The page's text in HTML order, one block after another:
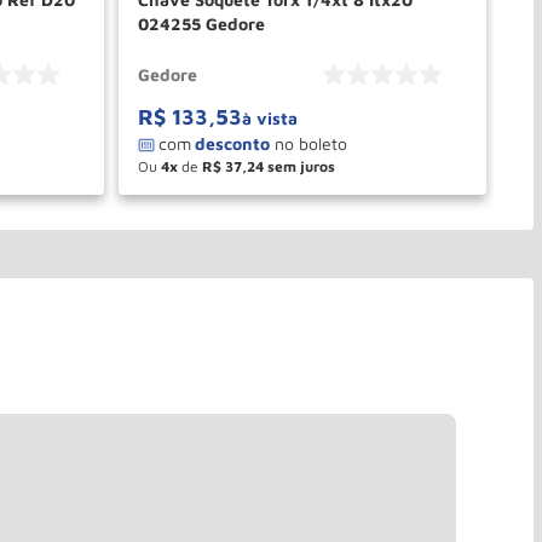
024255 Gedore
Gedore
R$ 133,53à vista
Ou 4 de R$ 37 24
＋
－ COMPRAR